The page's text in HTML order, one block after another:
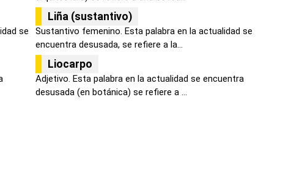
se
Liña (sustantivo)
Sustantivo femenino. Esta palabra en la actualidad se
encuentra desusada, se refiere a la...
Liocarpo
Adjetivo. Esta palabra en la actualidad se encuentra
desusada (en botánica) se refiere a ...